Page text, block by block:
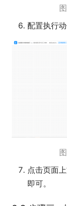
配置执行
点击页面
即可。